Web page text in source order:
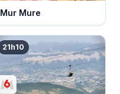
Mur Mure
21h10